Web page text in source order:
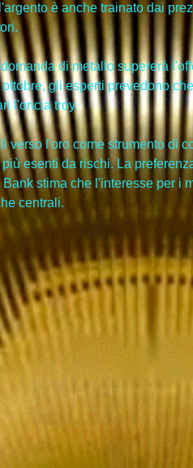
è anche trainato dai
di metallo supererà
gli esperti prevedono
l'oncia troy.
verso l'oro come strumento di
esenti da rischi. La
stima che l'interesse per
centrali.